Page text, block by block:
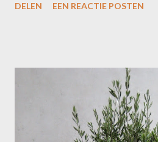
scheelt. "Mevrouw, weet u
grote metalen toetsen. Hoe moeilijk
moeilijk dus! Er verschijnt een soort
maar die is zwak verlicht en floept
instructie als je bijna klaar bent met
DELEN EEN REACTIE POSTEN